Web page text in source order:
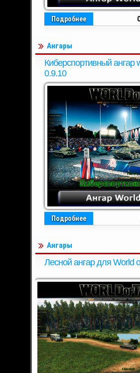
Подробнее
Ангары
Киберспортивный ангар
0.9.10
Подробнее
Ангары
Лесной ангар для World